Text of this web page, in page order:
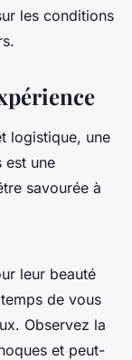
les conditions
logistique, une
est une
savourée à
leur beauté
de vous
Observez la
et peut-